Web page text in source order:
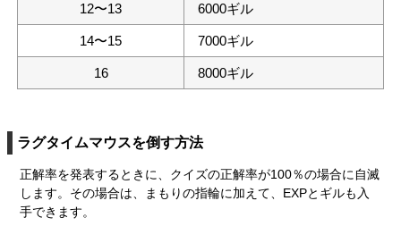
12〜13 6000ギル
14〜15 7000ギル
16 8000ギル
ラグタイムマウスを倒す方法
正解率を発表するときに、クイズの正解率が100％の場合に自滅
します。その場合は、まもりの指輪に加えて、EXPとギルも入
手できます。